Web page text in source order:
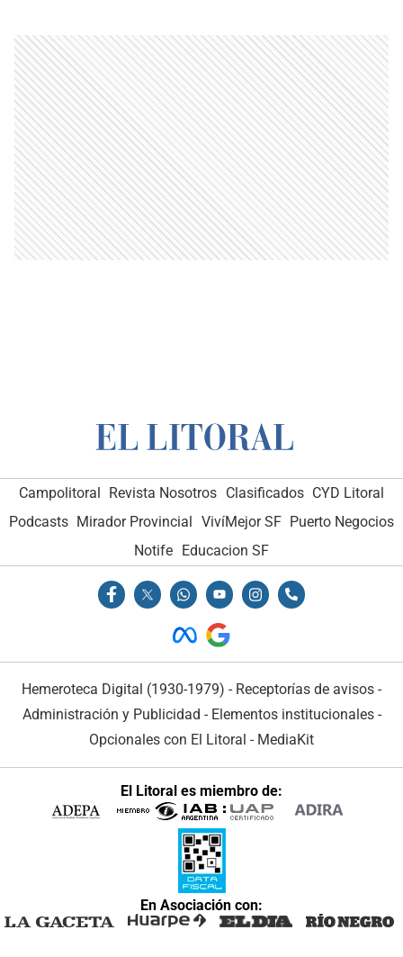
Campolitoral Revista Nosotros Clasificados CYD Litoral
Podcasts Mirador Provincial VivíMejor SF Puerto Negocios
Notife Educacion SF
Hemeroteca Digital (1930-1979) - Receptorías de avisos -
Administración y Publicidad - Elementos institucionales-
Opcionales con El Litoral - MediaKit
El Litoral es miembro de:
En Asociación con: